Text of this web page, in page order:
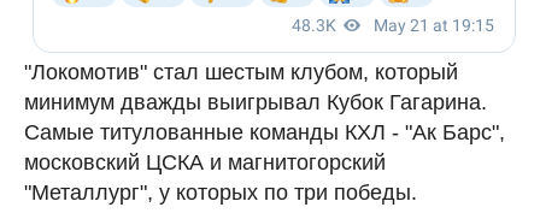
"Локомотив" стал шестым клубом, который
минимум дважды выигрывал Кубок Гагарина.
Самые титулованные команды КХЛ - "Ак Барс",
московский ЦСКА и магнитогорский
"Металлург", у которых по три победы.